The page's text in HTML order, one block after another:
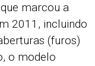
marcou a
2011, incluindo
(furos)
o modelo